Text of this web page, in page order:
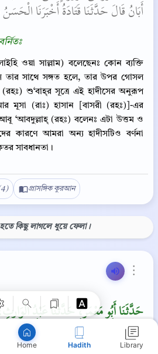
Home Hadith Library
أَبَانُ قَالَ حَدَّثَنَا قَتَادَةُ أَخْبَرَنَا الْحَسَنُ
ওয়া সাল্লাম) বলেছেনঃ কোন ব্যক্তি
তার সাথে সঙ্গত হলে, তার উপর গোসল
শু‘বাহ্‌র সূত্রে এই হাদীসের অনুরূপ
মূসা (রাঃ) হাসান [বাসরী (রহঃ)]-এর
‘আবদুল্লাহ্‌ (রহঃ) বলেনঃ এটা উত্তম ও
কারণে আমরা অন্য হাদীসটিও বর্ণনা
সাবধানতা।
প্রাসঙ্গিক কুরআন
হতে কিছু লাগলে ধুয়ে ফেলা।
⋮
حَدَّثَنَا أَبُو مَعْمَرٍ، حَدَّثَنَا عَبْدُ
يَحْيَى وَأَخْبَرَنِي أَبُو سَلَمَةَ، أَنَّ عَطَاءَ
بْنَ خَالِدٍ الْجُهَنِيَّ أَخْبَرَهُ أَنَّهُ، سَأَلَ